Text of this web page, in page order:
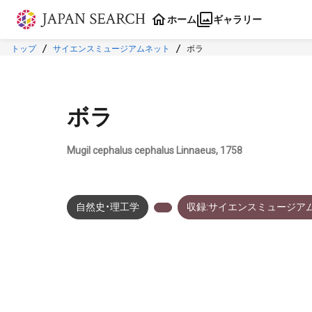
本文に飛ぶ
ホーム ギャラリー
トップ サイエンスミュージアムネット ボラ
ボラ
Mugil cephalus cephalus Linnaeus, 1758
自然史・理工学 収録:サイエンスミュージア